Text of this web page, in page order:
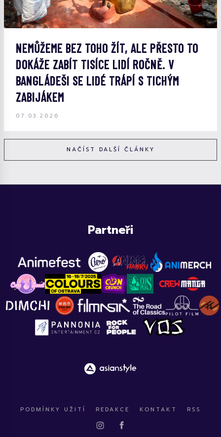
NEMŮŽEME BEZ TOHO ŽÍT, ALE PŘESTO TO
DOKÁŽE ZABÍT TISÍCE LIDÍ ROČNĚ. V
BANGLÁDEŠI SE LIDÉ TRÁPÍ S TICHÝM
ZABIJÁKEM
07.03.2026
NAČÍST DALŠÍ ČLÁNKY
Partneři
PODMÍNKY UŽITÍ REDAKCE KONTAKT RSS